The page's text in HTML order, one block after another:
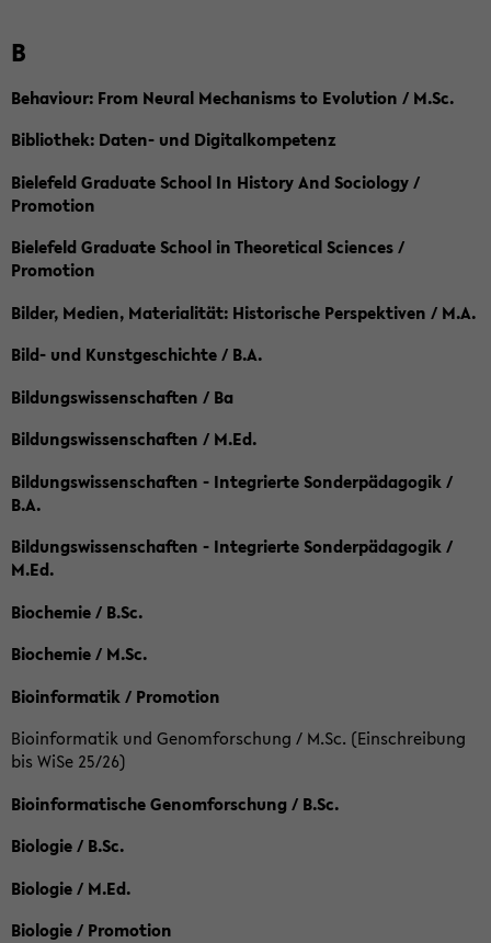
B
Behaviour: From Neural Mechanisms to Evolution / M.Sc.
Bibliothek: Daten- und Digitalkompetenz
Bielefeld Graduate School In History And Sociology /
Promotion
Bielefeld Graduate School in Theoretical Sciences /
Promotion
Bilder, Medien, Materialität: Historische Perspektiven / M.A.
Bild- und Kunstgeschichte / B.A.
Bildungswissenschaften / Ba
Bildungswissenschaften / M.Ed.
Bildungswissenschaften - Integrierte Sonderpädagogik /
B.A.
Bildungswissenschaften - Integrierte Sonderpädagogik /
M.Ed.
Biochemie / B.Sc.
Biochemie / M.Sc.
Bioinformatik / Promotion
Bioinformatik und Genomforschung / M.Sc. (Einschreibung
bis WiSe 25/26)
Bioinformatische Genomforschung / B.Sc.
Biologie / B.Sc.
Biologie / M.Ed.
Biologie / Promotion